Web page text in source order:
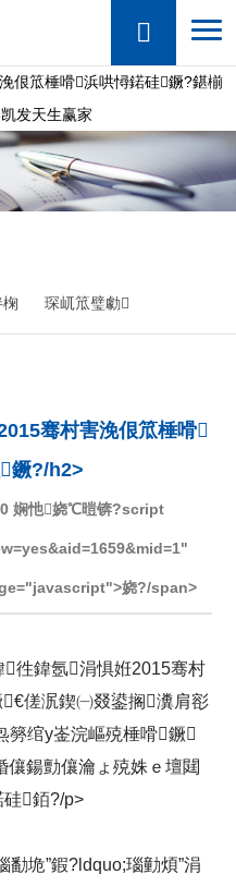
佷笟棰嗗浜哄憳鍩硅鐝?鍖椾
发天生赢家
琛屼笟璧勮
骞村害浼佷笟棰嗗
鐝?/h2>
娴忚娆℃暟锛?script
娆?/span>
徃鍏氬涓惧姙2015骞村
傞泦鍥㈠叕鍙搁瀵肩彮
簩绾у崟浣嶇殑棰嗗鐝
儴鍚勯儴瀹ょ殑姝ｅ壇閮
硅銆?/p>
垝”鍜?ldquo;瑙勭煩”涓